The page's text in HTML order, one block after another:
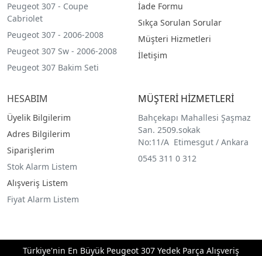
Peugeot 307 - Coupe
Cabriolet
Peugeot 307 - 2006-2008
Peugeot 307 Sw - 2006-2008
Peugeot 307 Bakim Seti
İade Formu
Sıkça Sorulan Sorular
Müşteri Hizmetleri
İletişim
HESABIM
Üyelik Bilgilerim
Adres Bilgilerim
Siparişlerim
Stok Alarm Listem
Alışveriş Listem
Fiyat Alarm Listem
MÜŞTERİ HİZMETLERİ
Bahçekapı Mahallesi Şaşmaz
San. 2509.sokak
No:11/A Etimesgut / Ankara
0545 311 0 312
Türkiye'nin En Büyük Peugeot 307 Yedek Parça Alışveriş